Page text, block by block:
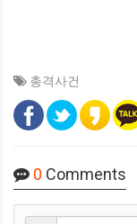
총격사건
0 Comments